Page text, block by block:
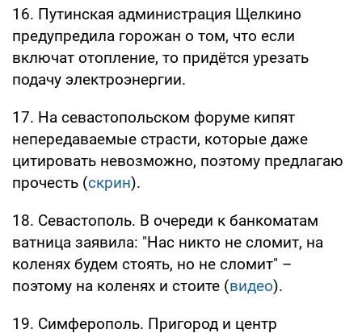
16. Путинская администрация Щелкино
предупредила горожан о том, что если
включат отопление, то придётся урезать
подачу электроэнергии.
17. На севастопольском форуме кипят
непередаваемые страсти, которые даже
цитировать невозможно, поэтому предлагаю
прочесть (скрин).
18. Севастополь. В очереди к банкоматам
ватница заявила: "Нас никто не сломит, на
коленях будем стоять, но не сломит" –
поэтому на коленях и стоите (видео).
19. Симферополь. Пригород и центр